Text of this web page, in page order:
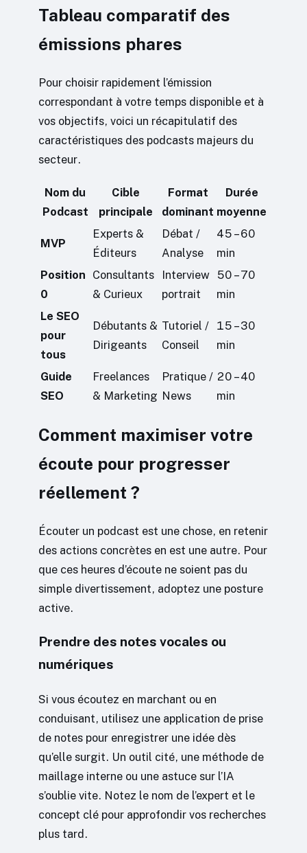
Tableau comparatif des
émissions phares
Pour choisir rapidement l’émission
correspondant à votre temps disponible et à
vos objectifs, voici un récapitulatif des
caractéristiques des podcasts majeurs du
secteur.
Nom du
Podcast
Cible
principale
Format
dominant
Durée
moyenne
MVP
Experts &
Éditeurs
Débat /
Analyse
45 – 60
min
Position
0
Consultants
& Curieux
Interview
portrait
50 – 70
min
Le SEO
pour
tous
Débutants &
Dirigeants
Tutoriel /
Conseil
15 – 30
min
Guide
SEO
Freelances
& Marketing
Pratique /
News
20 – 40
min
Comment maximiser votre
écoute pour progresser
réellement ?
Écouter un podcast est une chose, en retenir
des actions concrètes en est une autre. Pour
que ces heures d’écoute ne soient pas du
simple divertissement, adoptez une posture
active.
Prendre des notes vocales ou
numériques
Si vous écoutez en marchant ou en
conduisant, utilisez une application de prise
de notes pour enregistrer une idée dès
qu’elle surgit. Un outil cité, une méthode de
maillage interne ou une astuce sur l’IA
s’oublie vite. Notez le nom de l’expert et le
concept clé pour approfondir vos recherches
plus tard.